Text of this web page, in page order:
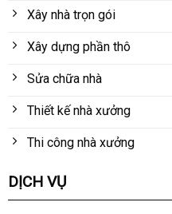
Xây nhà trọn gói
Xây dựng phần thô
Sửa chữa nhà
Thiết kế nhà xưởng
Thi công nhà xưởng
DỊCH VỤ